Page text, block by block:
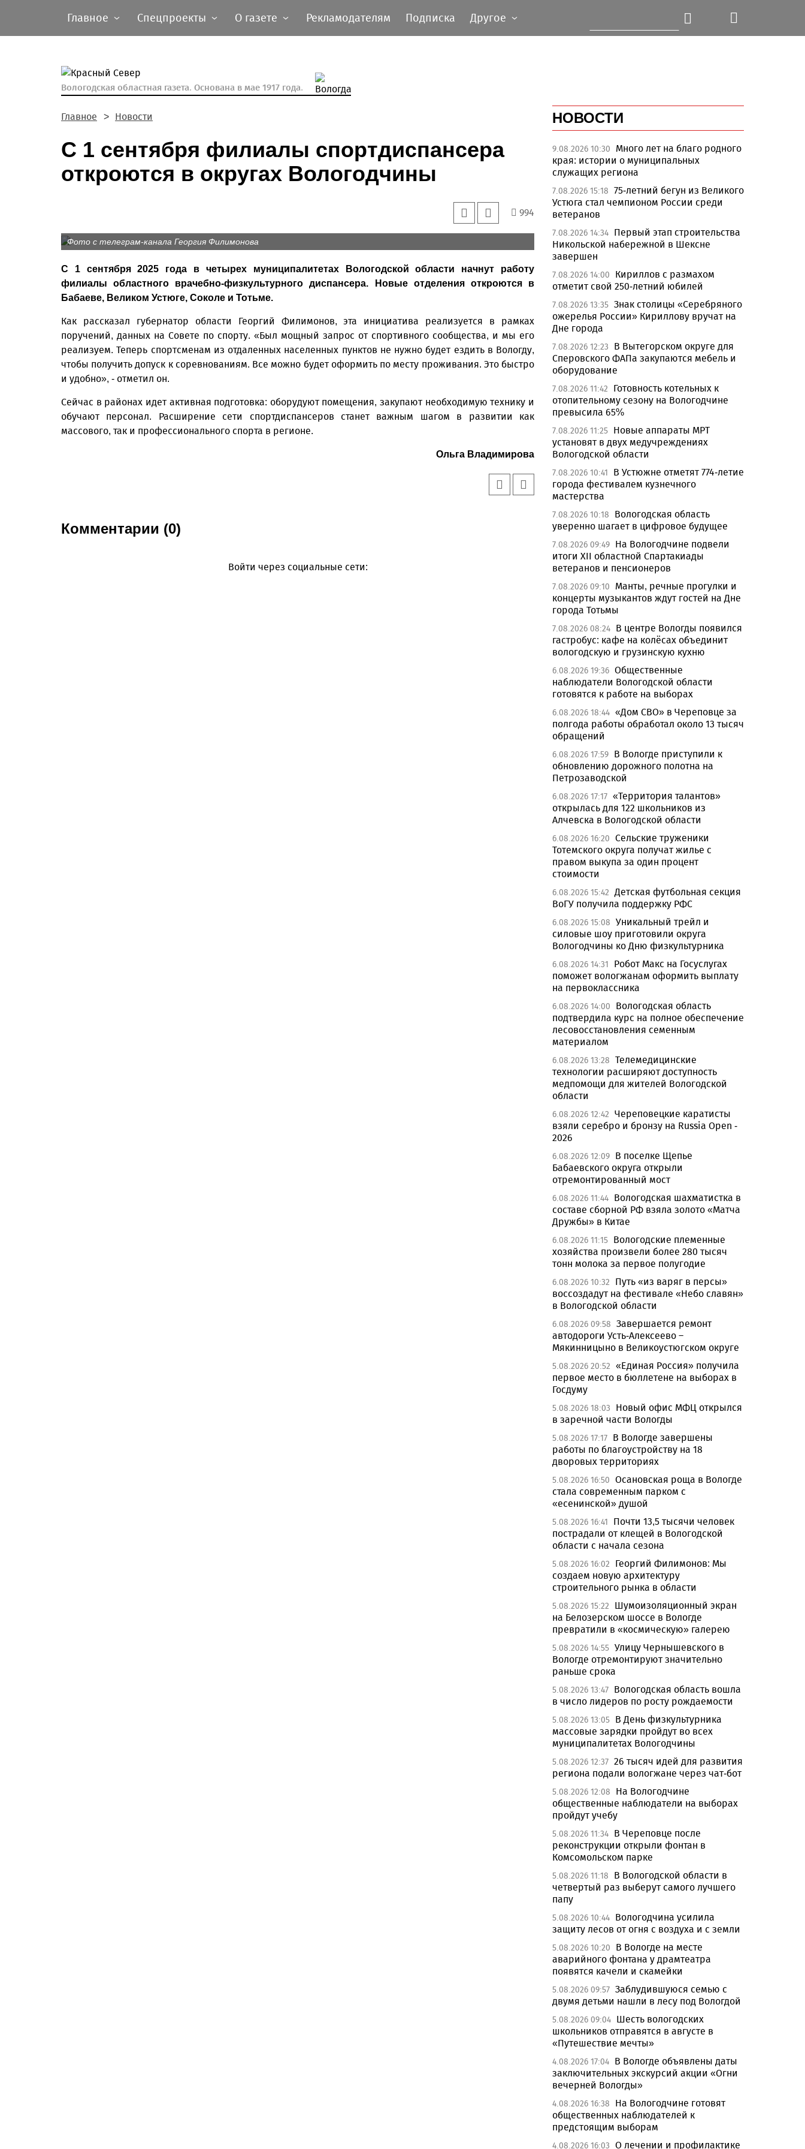
Главное Спецпроекты О газете Рекламодателям Подписка Другое
Вологодская областная газета. Основана в мае 1917 года.
Главное Новости
С 1 сентября филиалы спортдиспансера
откроются в округах Вологодчины
994
Фото с телеграм-канала Георгия Филимонова
С 1 сентября 2025 года в четырех муниципалитетах Вологодской области начнут работу
филиалы областного врачебно-физкультурного диспансера. Новые отделения откроются в
Бабаеве, Великом Устюге, Соколе и Тотьме.
Как рассказал губернатор области Георгий Филимонов, эта инициатива реализуется в рамках
поручений, данных на Совете по спорту. «Был мощный запрос от спортивного сообщества, и мы его
реализуем. Теперь спортсменам из отдаленных населенных пунктов не нужно будет ездить в Вологду,
чтобы получить допуск к соревнованиям. Все можно будет оформить по месту проживания. Это быстро
и удобно», - отметил он.
Сейчас в районах идет активная подготовка: оборудуют помещения, закупают необходимую технику и
обучают персонал. Расширение сети спортдиспансеров станет важным шагом в развитии как
массового, так и профессионального спорта в регионе.
Ольга Владимирова
Комментарии (0)
Войти через социальные сети:
НОВОСТИ
9.08.2026 10:30
Много лет на благо родного
края: истории о муниципальных
служащих региона
7.08.2026 15:18 75-летний бегун из Великого
Устюга стал чемпионом России среди
ветеранов
7.08.2026 14:34 Первый этап строительства
Никольской набережной в Шексне
завершен
7.08.2026 14:00
Кириллов с размахом
отметит свой 250-летний юбилей
7.08.2026 13:35 Знак столицы «Серебряного
ожерелья России» Кириллову вручат на
Дне города
7.08.2026 12:23
В Вытегорском округе для
Сперовского ФАПа закупаются мебель и
оборудование
7.08.2026 11:42
Готовность котельных к
отопительному сезону на Вологодчине
превысила 65%
7.08.2026 11:25 Новые аппараты МРТ
установят в двух медучреждениях
Вологодской области
7.08.2026 10:41
В Устюжне отметят 774-летие
города фестивалем кузнечного
мастерства
7.08.2026 10:18
Вологодская область
уверенно шагает в цифровое будущее
7.08.2026 09:49 На Вологодчине подвели
итоги XII областной Спартакиады
ветеранов и пенсионеров
7.08.2026 09:10
Манты, речные прогулки и
концерты музыкантов ждут гостей на Дне
города Тотьмы
7.08.2026 08:24 В центре Вологды появился
гастробус: кафе на колёсах объединит
вологодскую и грузинскую кухню
6.08.2026 19:36 Общественные
наблюдатели Вологодской области
готовятся к работе на выборах
6.08.2026 18:44 «Дом СВО» в Череповце за
полгода работы обработал около 13 тысяч
обращений
6.08.2026 17:59 В Вологде приступили к
обновлению дорожного полотна на
Петрозаводской
6.08.2026 17:17 «Территория талантов»
открылась для 122 школьников из
Алчевска в Вологодской области
6.08.2026 16:20 Сельские труженики
Тотемского округа получат жилье с
правом выкупа за один процент
стоимости
6.08.2026 15:42 Детская футбольная секция
ВоГУ получила поддержку РФС
6.08.2026 15:08 Уникальный трейл и
силовые шоу приготовили округа
Вологодчины ко Дню физкультурника
6.08.2026 14:31
Робот Макс на Госуслугах
поможет вологжанам оформить выплату
на первоклассника
6.08.2026 14:00
Вологодская область
подтвердила курс на полное обеспечение
лесовосстановления семенным
материалом
6.08.2026 13:28 Телемедицинские
технологии расширяют доступность
медпомощи для жителей Вологодской
области
6.08.2026 12:42 Череповецкие каратисты
взяли серебро и бронзу на Russia Open -
2026
6.08.2026 12:09 В поселке Щепье
Бабаевского округа открыли
отремонтированный мост
6.08.2026 11:44 Вологодская шахматистка в
составе сборной РФ взяла золото «Матча
Дружбы» в Китае
6.08.2026 11:15 Вологодские племенные
хозяйства произвели более 280 тысяч
тонн молока за первое полугодие
6.08.2026 10:32
Путь «из варяг в персы»
воссоздадут на фестивале «Небо славян»
в Вологодской области
6.08.2026 09:58 Завершается ремонт
автодороги Усть-Алексеево –
Мякинницыно в Великоустюгском округе
5.08.2026 20:52 «Единая Россия» получила
первое место в бюллетене на выборах в
Госдуму
5.08.2026 18:03
Новый офис МФЦ открылся
в заречной части Вологды
5.08.2026 17:17 В Вологде завершены
работы по благоустройству на 18
дворовых территориях
5.08.2026 16:50 Осановская роща в Вологде
стала современным парком с
«есенинской» душой
5.08.2026 16:41
Почти 13,5 тысячи человек
пострадали от клещей в Вологодской
области с начала сезона
5.08.2026 16:02
Георгий Филимонов: Мы
создаем новую архитектуру
строительного рынка в области
5.08.2026 15:22
Шумоизоляционный экран
на Белозерском шоссе в Вологде
превратили в «космическую» галерею
5.08.2026 14:55 Улицу Чернышевского в
Вологде отремонтируют значительно
раньше срока
5.08.2026 13:47 Вологодская область вошла
в число лидеров по росту рождаемости
5.08.2026 13:05 В День физкультурника
массовые зарядки пройдут во всех
муниципалитетах Вологодчины
5.08.2026 12:37 26 тысяч идей для развития
региона подали вологжане через чат-бот
5.08.2026 12:08
На Вологодчине
общественные наблюдатели на выборах
пройдут учебу
5.08.2026 11:34 В Череповце после
реконструкции открыли фонтан в
Комсомольском парке
5.08.2026 11:18
В Вологодской области в
четвертый раз выберут самого лучшего
папу
5.08.2026 10:44 Вологодчина усилила
защиту лесов от огня с воздуха и с земли
5.08.2026 10:20
В Вологде на месте
аварийного фонтана у драмтеатра
появятся качели и скамейки
5.08.2026 09:57 Заблудившуюся семью с
двумя детьми нашли в лесу под Вологдой
5.08.2026 09:04 Шесть вологодских
школьников отправятся в августе в
«Путешествие мечты»
4.08.2026 17:04 В Вологде объявлены даты
заключительных экскурсий акции «Огни
вечерней Вологды»
4.08.2026 16:38
На Вологодчине готовят
общественных наблюдателей к
предстоящим выборам
4.08.2026 16:03 О лечении и профилактике